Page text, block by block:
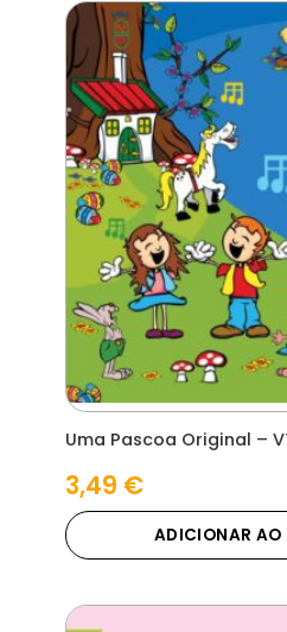
Uma Pascoa Original –
3,49 €
ADICIONAR AO